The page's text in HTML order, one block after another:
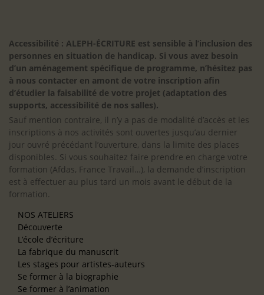
Accessibilité : ALEPH-ÉCRITURE est sensible à l’inclusion des
personnes en situation de handicap. Si vous avez besoin
d’un aménagement spécifique de programme, n’hésitez pas
à nous contacter en amont de votre inscription afin
d’étudier la faisabilité de votre projet (adaptation des
supports, accessibilité de nos salles).
Sauf mention contraire, il n’y a pas de modalité d’accès et les
inscriptions à nos activités sont ouvertes jusqu’au dernier
jour ouvré précédant l’ouverture, dans la limite des places
disponibles. Si vous souhaitez faire prendre en charge votre
formation (Afdas, France Travail…), la demande d’inscription
est à effectuer au plus tard un mois avant le début de la
formation.
NOS ATELIERS
Découverte
L’école d’écriture
La fabrique du manuscrit
Les stages pour artistes-auteurs
Se former à la biographie
Se former à l’animation